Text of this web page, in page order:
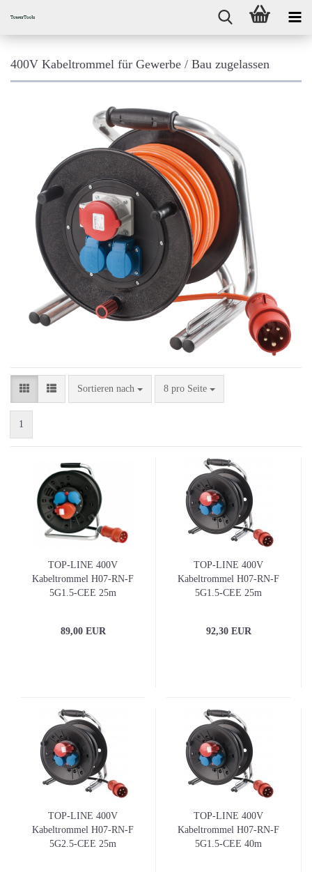
400V Kabeltrommel für Gewerbe / Bau zugelassen
Sortieren nach
Sortieren nach 8 pro Seite
pro Seite
1
TOP-LINE 400V
Kabeltrommel H07-RN-F
5G1.5-CEE 25m
89,00 EUR
TOP-LINE 400V
Kabeltrommel H07-RN-F
5G1.5-CEE 25m
92,30 EUR
TOP-LINE 400V
Kabeltrommel H07-RN-F
5G2.5-CEE 25m
TOP-LINE 400V
Kabeltrommel H07-RN-F
5G1.5-CEE 40m